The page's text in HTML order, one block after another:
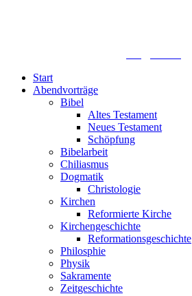
Start
Abendvorträge
Bibel
Altes Testament
Neues Testament
Schöpfung
Bibelarbeit
Chiliasmus
Dogmatik
Christologie
Kirchen
Reformierte Kirche
Kirchengeschichte
Reformationsgeschichte
Philosphie
Physik
Sakramente
Zeitgeschichte